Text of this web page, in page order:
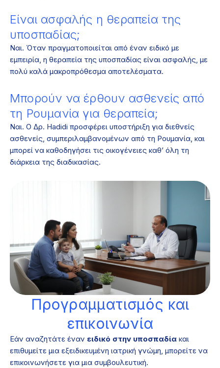
Είναι ασφαλής η θεραπεία της
υποσπαδίας;
Ναι. Όταν πραγματοποιείται από έναν ειδικό με
εμπειρία, η θεραπεία της υποσπαδίας είναι ασφαλής, με
πολύ καλά μακροπρόθεσμα αποτελέσματα.
Μπορούν να έρθουν ασθενείς από
τη Ρουμανία για θεραπεία;
Ναι. Ο Δρ. Hadidi προσφέρει υποστήριξη για διεθνείς
ασθενείς, συμπεριλαμβανομένων από τη Ρουμανία, και
μπορεί να καθοδηγήσει τις οικογένειες καθ’ όλη τη
διάρκεια της διαδικασίας.
Προγραμματισμός και
επικοινωνία
Εάν αναζητάτε έναν ειδικό στην υποσπαδία και
επιθυμείτε μια εξειδικευμένη ιατρική γνώμη, μπορείτε να
επικοινωνήσετε για μια συμβουλευτική.